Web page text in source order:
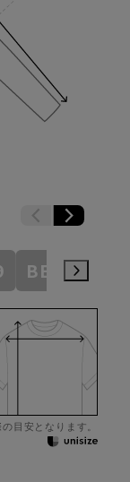
BE3
目安となります。